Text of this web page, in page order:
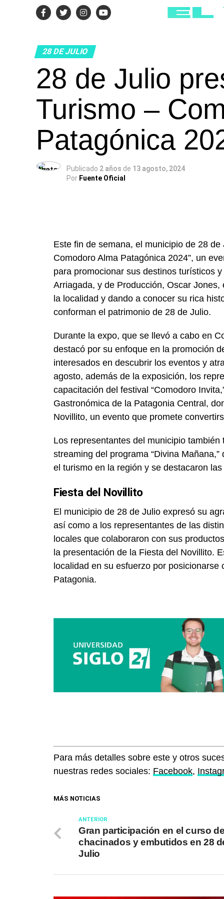
28 DE JULIO
28 de Julio
Turismo –
Patagónica
Publicado 2 años de 13 agosto, 2024
Por Fuente Oficial
Este fin de semana, el municipio de 28
Comodoro Alma Patagónica 2024”, un
para promocionar sus destinos turísticos
Arriagada, y de Producción, Oscar
la localidad y dando a conocer su rica
conforman el patrimonio de 28 de Julio.
Durante la expo, que se llevó a cabo en
destacó por su enfoque en la promoción
interesados en descubrir los eventos y
agosto, además de la exposición, los
capacitación del festival “Comodoro
Gastronómica de la Patagonia Central,
Novillito, un evento que promete
Los representantes del municipio
streaming del programa “Divina
el turismo en la región y se destacaron
Fiesta del Novillito
El municipio de 28 de Julio expresó su
así como a los representantes de las
locales que colaboraron con sus
la presentación de la Fiesta del Novillito.
localidad en su esfuerzo por
Patagonia.
Para más detalles sobre este y otros
nuestras redes sociales: Facebook,
MÁS NOTICIAS
ANTERIOR
Gran participación en el curso
chacinados y embutidos en 28
Julio